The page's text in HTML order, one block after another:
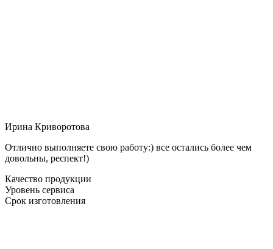
Ирина Криворотова
Отлично выполняете свою работу:) все остались более чем
довольны, респект!)
Качество продукции
Уровень сервиса
Срок изготовления